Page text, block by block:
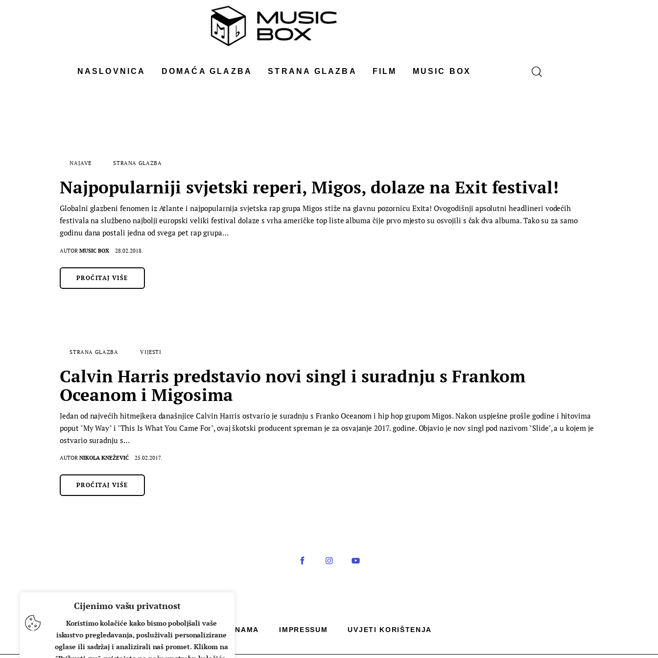
Cijenimo vašu privatnost
Koristimo kolačiće kako bismo poboljšali vaše
iskustvo pregledavanja, posluživali personalizirane
oglase ili sadržaj i analizirali naš promet. Klikom na
NASLOVNICA DOMAĆA GLAZBA STRANA GLAZBA FILM MUSIC BOX
NAJAVE STRANA GLAZBA
Najpopularniji svjetski reperi, Migos, dolaze na Exit festival!
Globalni glazbeni fenomen iz Atlante i najpopularnija svjetska rap grupa Migos stiže na glavnu pozornicu Exita! Ovogodišnji apsolutni headlineri vodećih
festivala na službeno najbolji europski veliki festival dolaze s vrha američke top liste albuma čije prvo mjesto su osvojili s čak dva albuma. Tako su za samo
godinu dana postali jedna od svega pet rap grupa…
AUTOR MUSIC BOX 28.02.2018.
PROČITAJ VIŠE
STRANA GLAZBA VIJESTI
Calvin Harris predstavio novi singl i suradnju s Frankom
Oceanom i Migosima
Jedan od najvećih hitmejkera današnjice Calvin Harris ostvario je suradnju s Franko Oceanom i hip hop grupom Migos. Nakon uspješne prošle godine i hitovima
poput "My Way" i "This Is What You Came For", ovaj škotski producent spreman je za osvajanje 2017. godine. Objavio je nov singl pod nazivom "Slide", a u kojem je
ostvario suradnju s…
AUTOR NIKOLA KNEŽEVIĆ 25.02.2017.
PROČITAJ VIŠE
O NAMA IMPRESSUM UVJETI KORIŠTENJA